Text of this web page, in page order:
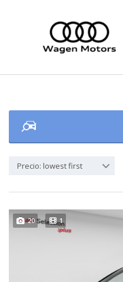
Precio: lowest first
20 1